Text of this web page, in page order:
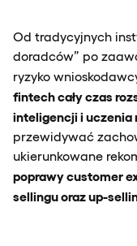
Od tradycyjnych
doradców” po
ryzyko
fintech cały czas
inteligencji i uczenia
przewidywać
ukierunkowane
poprawy customer
sellingu oraz up-